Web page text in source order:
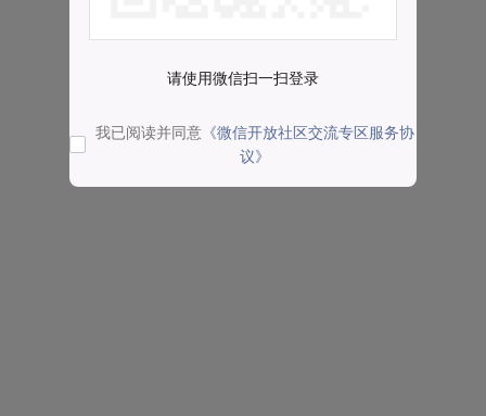
请使用微信扫一扫登录
我已阅读并同意 《微信开放社区交流专区服务协
议》